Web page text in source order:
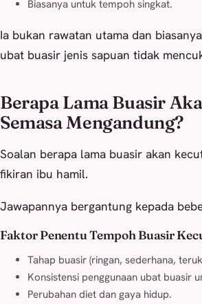
Biasanya untuk tempoh singkat.
Ia bukan rawatan utama dan
ubat buasir jenis sapuan tidak
Berapa Lama Buasir
Semasa Mengandung?
Soalan berapa lama buasir akan
fikiran ibu hamil.
Jawapannya bergantung kepada
Faktor Penentu Tempoh Buasir
Tahap buasir (ringan, sederhana,
Konsistensi penggunaan ubat buasir
Perubahan diet dan gaya hidup.